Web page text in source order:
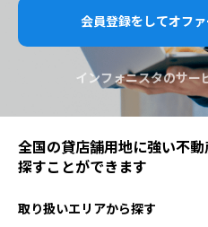
会員登録をしてオフ
インフォニスタのサー
全国の貸店舗用地に強い不動
探すことができます
取り扱いエリアから探す